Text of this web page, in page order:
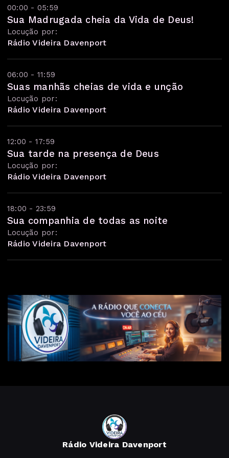
00:00 - 05:59
Sua Madrugada cheia da Vida de Deus!
Locução por:
Rádio Videira Davenport
06:00 - 11:59
Suas manhãs cheias de vida e unção
Locução por:
Rádio Videira Davenport
12:00 - 17:59
Sua tarde na presença de Deus
Locução por:
Rádio Videira Davenport
18:00 - 23:59
Sua companhia de todas as noite
Locução por:
Rádio Videira Davenport
Rádio Videira Davenport